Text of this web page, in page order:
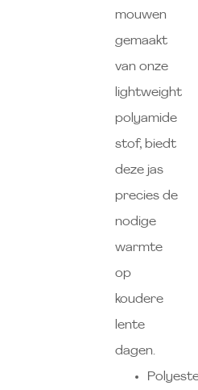
mouwen
gemaakt
van onze
lightweight
polyamide
stof, biedt
deze jas
precies de
nodige
warmte
op
koudere
lente
dagen.